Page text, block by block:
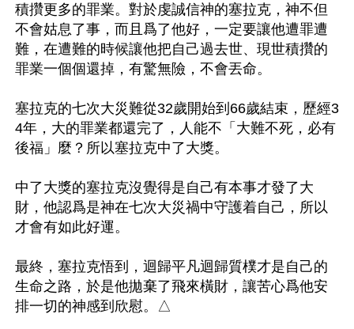
積攢更多的罪業。對於虔誠信神的塞拉克，神不但
不會姑息了事，而且爲了他好，一定要讓他遭罪遭
難，在遭難的時候讓他把自己過去世、現世積攢的
罪業一個個還掉，有驚無險，不會丟命。
塞拉克的七次大災難從32歲開始到66歲結束，歷經3
4年，大的罪業都還完了，人能不「大難不死，必有
後福」麼？所以塞拉克中了大獎。
中了大獎的塞拉克沒覺得是自己有本事才發了大
財，他認爲是神在七次大災禍中守護着自己，所以
才會有如此好運。
最終，塞拉克悟到，迴歸平凡迴歸質樸才是自己的
生命之路，於是他拋棄了飛來橫財，讓苦心爲他安
排一切的神感到欣慰。△